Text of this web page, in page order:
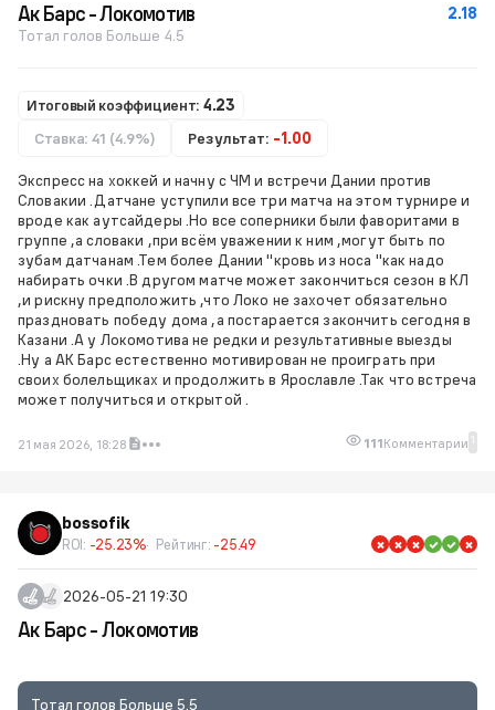
2.18
Ак Барс - Локомотив
Тотал голов Больше 4.5
Итоговый коэффициент: 4.23
Ставка: 41 (4.9%)
Результат: -1.00
Экспресс на хоккей и начну с ЧМ и встречи Дании против
Словакии .Датчане уступили все три матча на этом турнире и
вроде как аутсайдеры .Но все соперники были фаворитами в
группе ,а словаки ,при всём уважении к ним ,могут быть по
зубам датчанам .Тем более Дании "кровь из носа "как надо
набирать очки .В другом матче может закончиться сезон в КЛ
,и рискну предположить ,что Локо не захочет обязательно
праздновать победу дома ,а постарается закончить сегодня в
Казани .А у Локомотива не редки и результативные выезды
.Ну а АК Барс естественно мотивирован не проиграть при
своих болельщиках и продолжить в Ярославле .Так что встреча
может получиться и открытой .
21 мая 2026, 18:28 111Комментарии 1
bossofik
ROI: -25.23% Рейтинг: -25.49
2026-05-21 19:30
Ак Барс - Локомотив
Тотал голов Больше 5.5